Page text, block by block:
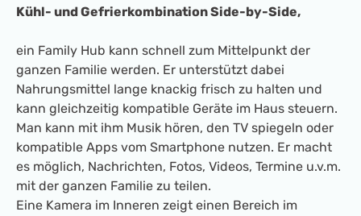
Kühl- und Gefrierkombination Side-by-Side,
ein Family Hub kann schnell zum Mittelpunkt der
ganzen Familie werden. Er unterstützt dabei
Nahrungsmittel lange knackig frisch zu halten und
kann gleichzeitig kompatible Geräte im Haus steuern.
Man kann mit ihm Musik hören, den TV spiegeln oder
kompatible Apps vom Smartphone nutzen. Er macht
es möglich, Nachrichten, Fotos, Videos, Termine u.v.m.
mit der ganzen Familie zu teilen.
Eine Kamera im Inneren zeigt einen Bereich im